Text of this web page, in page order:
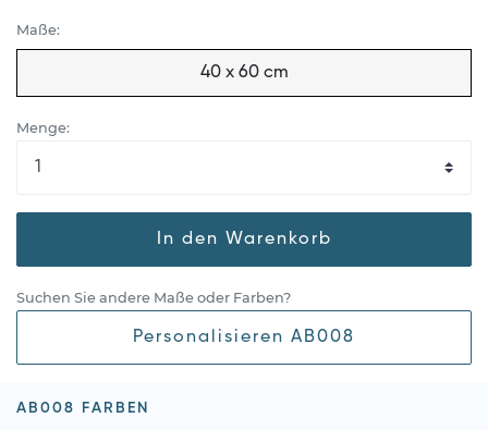
Maße:
40 x 60 cm
Menge:
In den Warenkorb
Suchen Sie andere Maße oder Farben?
Personalisieren AB008
AB008 FARBEN